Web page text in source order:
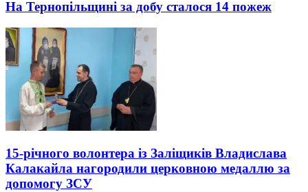
На Тернопільщині за добу сталося 14 пожеж
15-річного волонтера із Заліщиків Владислава
Калакайла нагородили церковною медаллю за
допомогу ЗСУ